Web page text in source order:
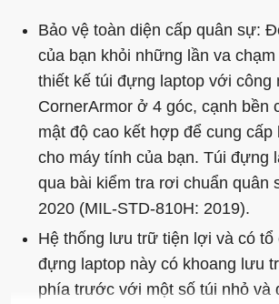
Bảo vệ toàn diện cấp quân sự:
của bạn khỏi những lần va
thiết kế túi đựng laptop với công
CornerArmor ở 4 góc, cạnh bền
mật độ cao kết hợp để cung cấp
cho máy tính của bạn. Túi đựng
qua bài kiểm tra rơi chuẩn quân
2020 (MIL-STD-810H: 2019).
Hệ thống lưu trữ tiện lợi và có tổ
đựng laptop này có khoang lưu
phía trước với một số túi nhỏ và